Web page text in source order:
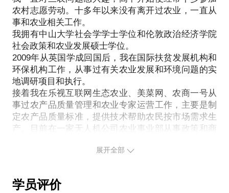
中国无人机行业、农业机器人行业的发展现状和趋势
生鲜农产品生产过程中质量问题和销售问题的难点、
痛点和解决路径
农业+互联网的运营经验
农业方面的政府政策
农村志愿劳动。十多年以来没有离开过农业，一直从
事和农业相关工作。
我拥有中山大学社会学学士学位和伦敦政治经济学院
社会政策和农业发展硕士学位。
2009年从英国学成回国后，我在国际扶贫发展机构和
环保机构工作，从事过有关农业发展和环境问题的实
地调研项目和执行。
接着我在乐视互联网生态农业、美菜网、农商一号从
事过农产品质量管理和农业专家运营工作，主要是制
定农产品质量标准，提供技术帮助农民按市场需求生
产。目前在一家无人机公司农业事业部从事政策和商
创业方面，我有过两次在农业方面的创业经历，其中
心、公司管理和市场推广方面有过不少经验和教训。
展开全部
学员评价